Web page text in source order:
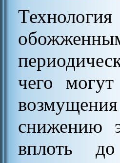
чего могут
снижению
вплоть до